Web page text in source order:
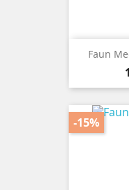
Faun
-15%